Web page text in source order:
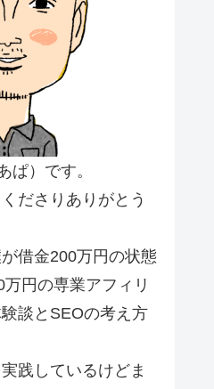
ぱ）です。
ださりありがとう
借金200万円の状態
円の専業アフィリ
談とSEOの考え方
践しているけどま